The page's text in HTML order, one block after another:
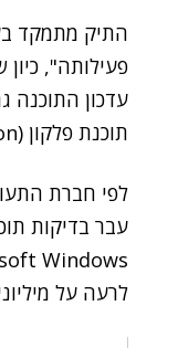
עדכון התוכנה
תוכנת פלקון (Falcon) גרם לקריסה של יותר מ-8 מיליון מחשבים מבוססי
לפי חברת
עבר בדיקות
לרעה על